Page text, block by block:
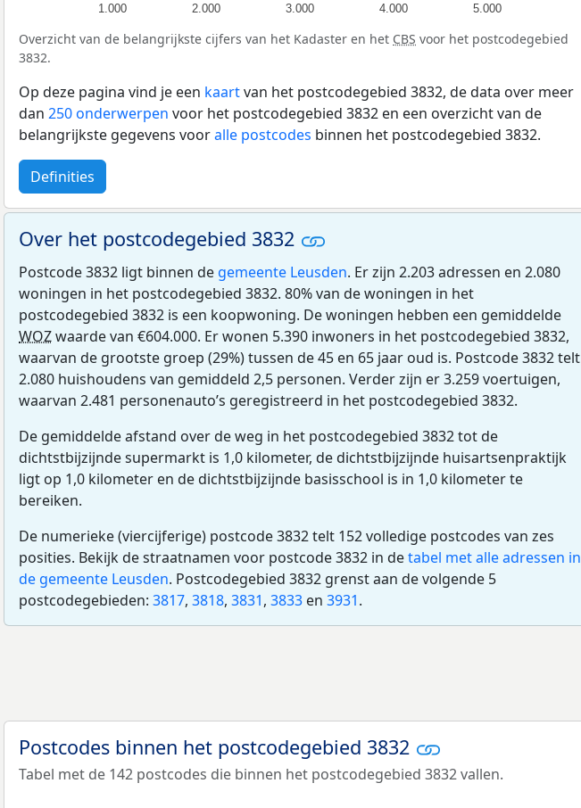
1.000 2.000 3.000 4.000 5.000
Overzicht van de belangrijkste cijfers van het Kadaster en het CBS voor het postcodegebied
3832.
Op deze pagina vind je een kaartvan het postcodegebied 3832, de data over meer
dan 250 onderwerpen voor het postcodegebied 3832 en een overzicht van de
belangrijkste gegevens vooralle postcodes binnen het postcodegebied 3832.
Definities
Over het postcodegebied 3832
Postcode 3832 ligt binnen de gemeente Leusden. Er zijn 2.203 adressen en 2.080
woningen in het postcodegebied 3832. 80% van de woningen in het
postcodegebied 3832 is een koopwoning. De woningen hebben een gemiddelde
WOZwaarde van €604.000. Er wonen 5.390 inwoners in het postcodegebied 3832,
waarvan de grootste groep (29%) tussen de 45 en 65 jaar oud is. Postcode 3832 telt
2.080 huishoudens van gemiddeld 2,5 personen. Verder zijn er 3.259 voertuigen,
waarvan 2.481 personenauto’s geregistreerd in het postcodegebied 3832.
De gemiddelde afstand over de weg in het postcodegebied 3832 tot de
dichtstbijzijnde supermarkt is 1,0 kilometer, de dichtstbijzijnde huisartsenpraktijk
ligt op 1,0 kilometer en de dichtstbijzijnde basisschool is in 1,0 kilometer te
bereiken.
De numerieke (viercijferige) postcode 3832 telt 152 volledige postcodes van zes
posities. Bekijk de straatnamen voor postcode 3832 in detabel met alle adressen in
de gemeente Leusden. Postcodegebied 3832 grenst aan de volgende 5
postcodegebieden: 3817, 3818, 3831, 3833 en 3931.
Postcodes binnen het postcodegebied 3832
Tabel met de 142 postcodes die binnen het postcodegebied 3832 vallen.